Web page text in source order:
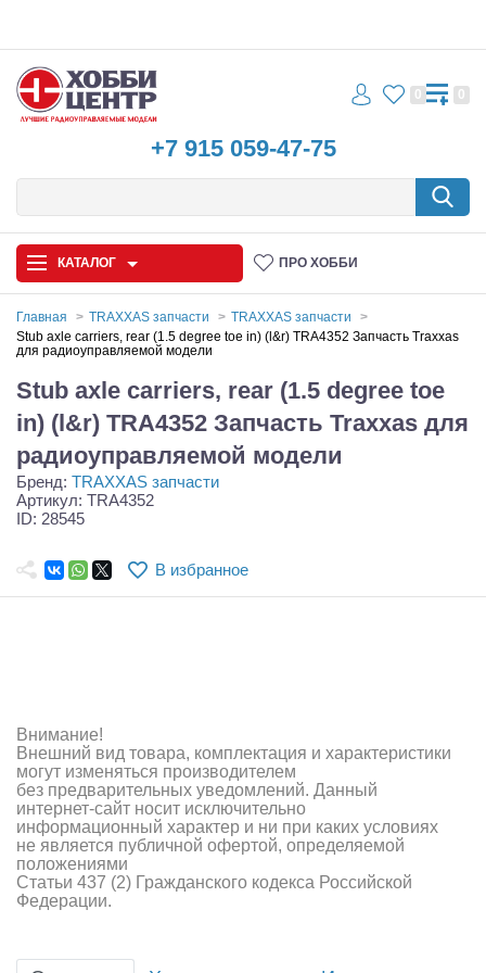
+7 915 059-47-75
0 0
КАТАЛОГ ПРО ХОББИ
Автомодели
Запчасти и аксессуары
Игрушки
Самолеты
Судомодели
Зарядные устройства и блоки питания
Двигатели
Технические жидкости
Инструмент,измерительные приборы,расходники
Главная TRAXXAS запчасти
TRAXXAS запчасти
Stub axle carriers, rear (1.5 degree toe in) (l&r) TRA4352 Запчасть Traxxas
для радиоуправляемой модели
Stub axle carriers, rear (1.5 degree toe
in) (l&r) TRA4352 Запчасть Traxxas для
радиоуправляемой модели
Бренд: TRAXXAS запчасти
Артикул: TRA4352
ID: 28545
В избранное
Внимание!
Внешний вид товара, комплектация и характеристики
могут изменяться производителем
без предварительных уведомлений. Данный
интернет-сайт носит исключительно
информационный характер и ни при каких условиях
не является публичной офертой, определяемой
положениями
Статьи 437 (2) Гражданского кодекса Российской
Федерации.